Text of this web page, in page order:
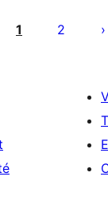
1 2